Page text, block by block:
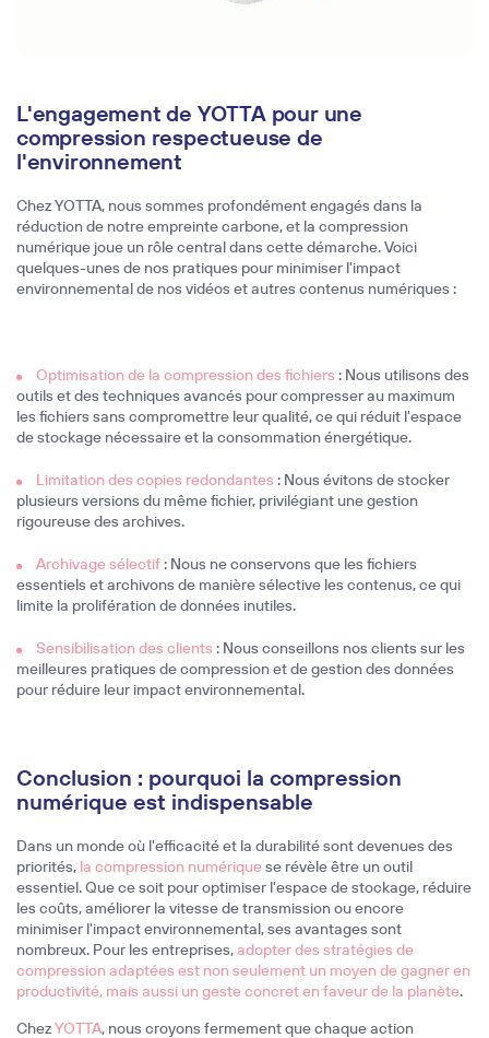
L'engagement de YOTTA pour une
compression respectueuse de
l'environnement
Chez YOTTA, nous sommes profondément engagés dans la
réduction de notre empreinte carbone, et la compression
numérique joue un rôle central dans cette démarche. Voici
quelques-unes de nos pratiques pour minimiser l'impact
environnemental de nos vidéos et autres contenus numériques :
Optimisation de la compression des fichiers : Nous utilisons des
outils et des techniques avancés pour compresser au maximum
les fichiers sans compromettre leur qualité, ce qui réduit l'espace
de stockage nécessaire et la consommation énergétique.
Limitation des copies redondantes : Nous évitons de stocker
plusieurs versions du même fichier, privilégiant une gestion
rigoureuse des archives.
Archivage sélectif: Nous ne conservons que les fichiers
essentiels et archivons de manière sélective les contenus, ce qui
limite la prolifération de données inutiles.
Sensibilisation des clients : Nous conseillons nos clients sur les
meilleures pratiques de compression et de gestion des données
pour réduire leur impact environnemental.
Conclusion : pourquoi la compression
numérique est indispensable
Dans un monde où l'efficacité et la durabilité sont devenues des
priorités, la compression numériquese révèle être un outil
essentiel. Que ce soit pour optimiser l'espace de stockage, réduire
les coûts, améliorer la vitesse de transmission ou encore
minimiser l'impact environnemental, ses avantages sont
nombreux. Pour les entreprises,adopter des stratégies de
compression adaptées est non seulement un moyen de gagner en
productivité, mais aussi un geste concret en faveur de la planète.
ChezYOTTA, nous croyons fermement que chaque action